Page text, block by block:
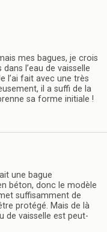
mes bagues, je crois
l’eau de vaisselle
l’ai fait avec une très
il a suffi de la
sa forme initiale !
une bague
béton, donc le modèle
suffisamment de
protégé. Mais de là
de vaisselle est peut-